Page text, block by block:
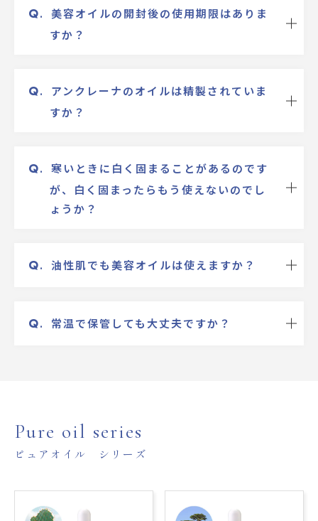
Q.
美容オイルの開封後の使用期限はありま
すか？
Q.
アンクレーナのオイルは精製されていま
すか？
Q.
寒いときに白く固まることがあるのです
が、白く固まったらもう使えないのでし
ょうか？
Q. 油性肌でも美容オイルは使えますか？
Q. 常温で保管しても大丈夫ですか？
Pure oil series
ピュアオイル シリーズ